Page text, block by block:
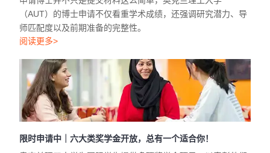
（AUT）的博士申请不仅看重学术成绩，还强调研究潜力、导
师匹配度以及前期准备的完整性。
阅读更多>
限时申请中｜六大类奖学金开放，总有一个适合你！